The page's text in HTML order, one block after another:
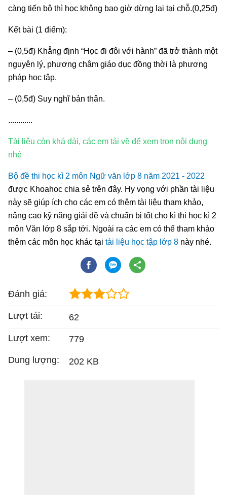
càng tiến bộ thì học không bao giờ dừng lại tại chỗ.(0,25đ)
Kết bài (1 điểm):
– (0,5đ) Khẳng định “Học đi đôi với hành” đã trở thành một
nguyên lý, phương châm giáo dục đồng thời là phương
pháp học tập.
– (0,5đ) Suy nghĩ bản thân.
............
Tài liệu còn khá dài, các em tải về để xem trọn nội dung
nhé
Bộ đề thi học kì 2 môn Ngữ văn lớp 8 năm 2021 - 2022
được Khoahoc chia sẻ trên đây. Hy vọng với phần tài liệu
này sẽ giúp ích cho các em có thêm tài liệu tham khảo,
nâng cao kỹ năng giải đề và chuẩn bị tốt cho kì thi học kì 2
môn Văn lớp 8 sắp tới. Ngoài ra các em có thể tham khảo
thêm các môn học khác tại tài liệu học tập lớp 8 này nhé.
Đánh giá:
Lượt tải: 62
Lượt xem: 779
Dung lượng: 202 KB